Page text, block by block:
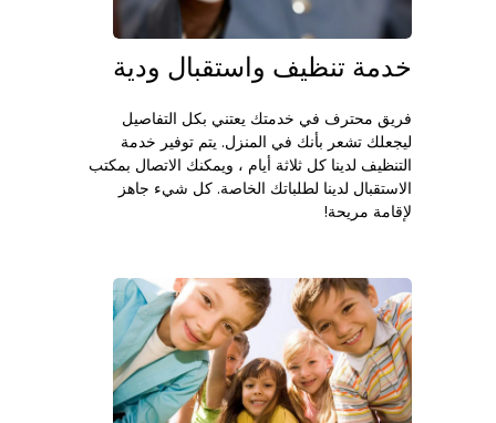
خدمة تنظيف واستقبال ودية
فريق محترف في خدمتك يعتني بكل التفاصيل
ليجعلك تشعر بأنك في المنزل. يتم توفير خدمة
التنظيف لدينا كل ثلاثة أيام ، ويمكنك الاتصال بمكتب
الاستقبال لدينا لطلباتك الخاصة. كل شيء جاهز
لإقامة مريحة!